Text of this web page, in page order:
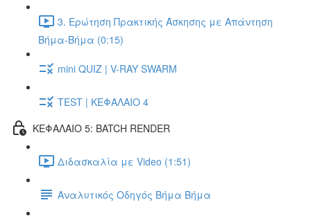
3. Ερώτηση Πρακτικής Άσκησης με Απάντηση
Βήμα-Βήμα (0:15)
mini QUIZ | V-RAY SWARM
TEST | ΚΕΦΑΛΑΙΟ 4
ΚΕΦΑΛΑΙΟ 5: BATCH RENDER
Διδασκαλία με Video (1:51)
Αναλυτικός Οδηγός Βήμα Βήμα